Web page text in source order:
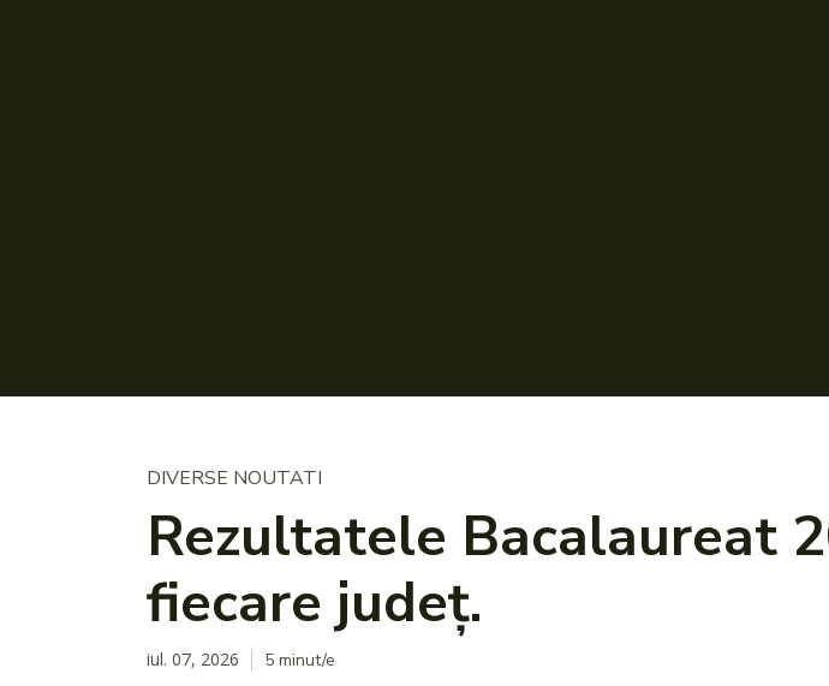
DIVERSE NOUTATI
Rezultatele Bacalaureat
fiecare județ.
iul. 07, 2026 5 minut/e